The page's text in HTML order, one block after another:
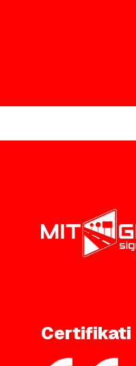
Certifikati